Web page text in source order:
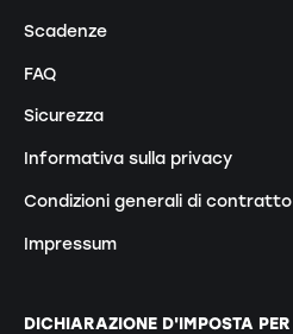
Scadenze
FAQ
Sicurezza
Informativa sulla privacy
Condizioni generali di contratto
Impressum
DICHIARAZIONE D'IMPOSTA PER